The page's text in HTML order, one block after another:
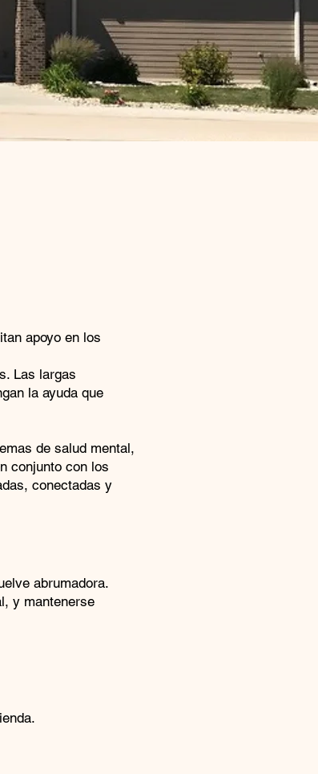
apoyo en los
Las largas
la ayuda que
de salud mental,
conjunto con los
conectadas y
abrumadora.
y mantenerse